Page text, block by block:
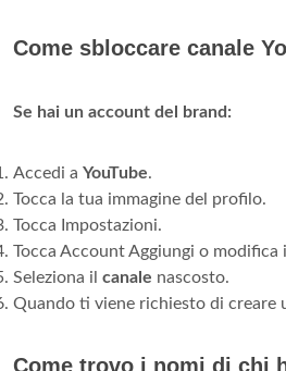
Come sbloccare canale
Se hai un account del brand:
Accedi a YouTube.
Tocca la tua immagine del profilo.
Tocca Impostazioni.
Tocca Account Aggiungi o modifica
Seleziona il canale nascosto.
Quando ti viene richiesto di creare
Come trovo i nomi di chi